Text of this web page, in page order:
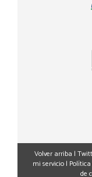
Volver arriba |
mi servicio|
de